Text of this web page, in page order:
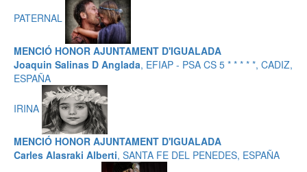
PATERNAL
MENCIÓ HONOR AJUNTAMENT D'IGUALADA
Joaquin Salinas D Anglada, EFIAP - PSA CS 5 * * * * *, CADIZ,
ESPAÑA
IRINA
MENCIÓ HONOR AJUNTAMENT D'IGUALADA
Carles Alasraki Alberti, SANTA FE DEL PENEDES, ESPAÑA